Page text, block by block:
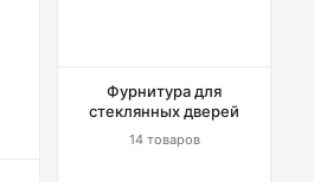
Фурнитура для
стеклянных дверей
14 товаров